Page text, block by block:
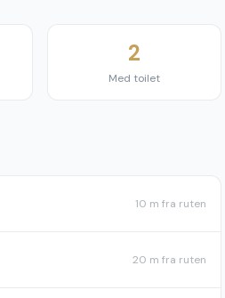
2
Med toilet
10 m fra ruten
20 m fra ruten